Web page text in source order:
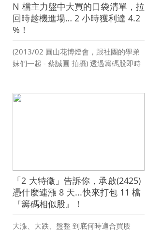
N 檔主力盤中大買的口袋清單，拉
回時趁機進場… 2 小時獲利達 4.2
%！
(2013/02 圓山花博燈會，跟社團的學弟
妹們一起 - 蔡誠圃 拍攝) 透過籌碼股即時
怎麼開始 也有人問有沒有辦法觀察盤中
「2 大特徵」告訴你，承啟(2425)
憑什麼連漲 8 天...快來打包 11 檔
『籌碼相似股』！
大漲、大跌、盤整 到底何時適合買股